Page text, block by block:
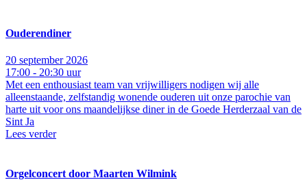
Ouderendiner
20 september 2026
17:00 - 20:30 uur
Met een enthousiast team van vrijwilligers nodigen wij alle
alleenstaande, zelfstandig wonende ouderen uit onze parochie van
harte uit voor ons maandelijkse diner in de Goede Herderzaal van de
Sint Ja
Lees verder
Orgelconcert door Maarten Wilmink